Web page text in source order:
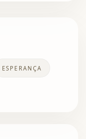
ESPERANÇA